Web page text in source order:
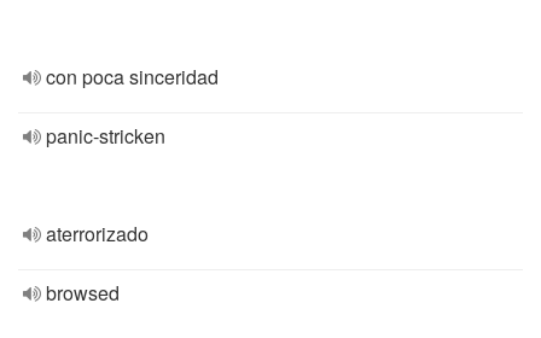
con poca sinceridad
panic-stricken
aterrorizado
browsed